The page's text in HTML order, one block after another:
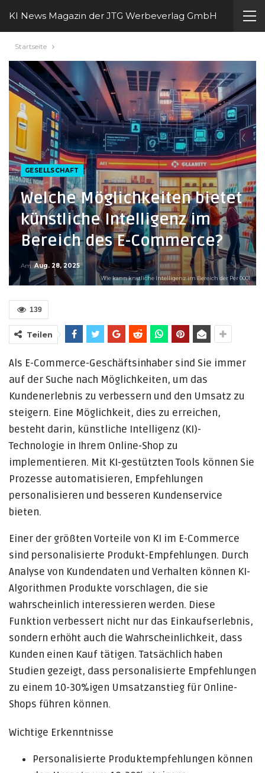
KI News Magazin der JTG Werbeverlag GmbH
Startseite
GESELLSCHAFT
Welche Möglichkeiten bietet
künstliche Intelligenz im
Bereich des E-Commerce?
AmAug. 28, 2025
Wie kann knstliche Intelligenz im Bereich der Per 0001
139
Teilen
Als E-Commerce-Geschäftsinhaber sind Sie immer
auf der Suche nach Möglichkeiten, um das
Kundenerlebnis zu verbessern und den Umsatz zu
steigern. Eine Möglichkeit, dies zu erreichen,
besteht darin, künstliche Intelligenz (KI)-
Technologie in Ihrem Online-Shop zu
implementieren. Mit KI-gestützten Tools können Sie
Prozesse automatisieren, Empfehlungen
personalisieren und besseren Kundenservice
bieten.
Einer der größten Vorteile von KI im E-Commerce
sind personalisierte Produkt-Empfehlungen. Durch
Analyse von Kundendaten und Verhalten können KI-
Algorithmen Produkte vorschlagen, die sie
wahrscheinlich interessieren werden. Diese
Funktion verbessert nicht nur das Einkaufserlebnis,
sondern erhöht auch die Wahrscheinlichkeit, dass
Kunden einen Kauf tätigen. Tatsächlich haben
Studien gezeigt, dass personalisierte Empfehlungen
zu einem 10-30%igen Umsatzanstieg für Online-
Shops führen können.
Wichtige Erkenntnisse
Personalisierte Produktempfehlungen können